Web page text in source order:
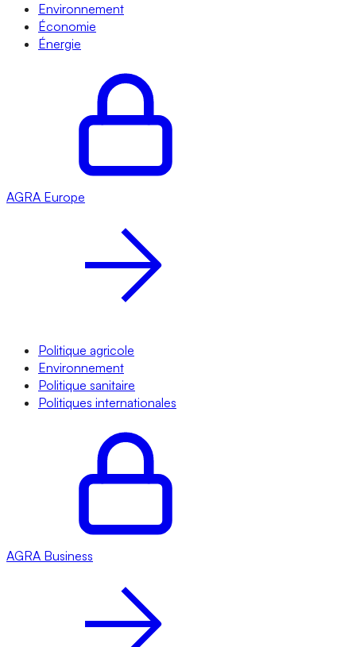
Environnement
Économie
Énergie
AGRA Europe
Politique agricole
Environnement
Politique sanitaire
Politiques internationales
AGRA Business